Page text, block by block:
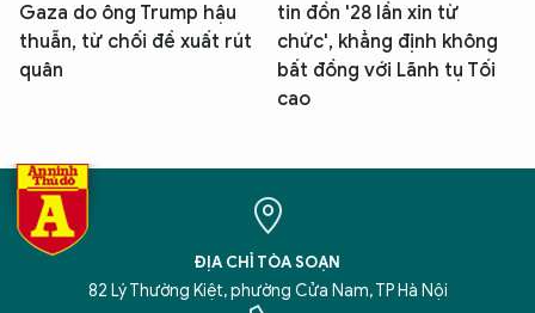
Gaza do ông Trump hậu
thuẫn, từ chối đề xuất rút
quân
tin đồn '28 lần xin từ
chức', khẳng định không
bất đồng với Lãnh tụ Tối
cao
ĐỊA CHỈ TÒA SOẠN
82 Lý Thường Kiệt, phường Cửa Nam, TP Hà Nội